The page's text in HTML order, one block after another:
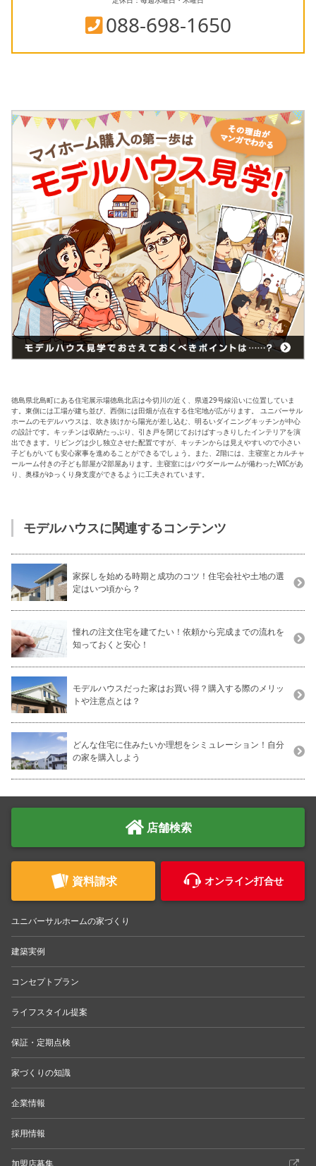
088-698-1650
徳島県北島町にある住宅展示場徳島北店は今切川の近く、県道29号線沿いに位置していま
す。東側には工場が建ち並び、西側には田畑が点在する住宅地が広がります。 ユニバーサル
ホームのモデルハウスは、吹き抜けから陽光が差し込む、明るいダイニングキッチンが中心
の設計です。キッチンは収納たっぷり、引き戸を閉じておけばすっきりしたインテリアを演
出できます。リビングは少し独立させた配置ですが、キッチンからは見えやすいので小さい
子どもがいても安心家事を進めることができるでしょう。また、2階には、主寝室とカルチャ
ールーム付きの子ども部屋が2部屋あります。主寝室にはパウダールームが備わったWICがあ
り、奥様がゆっくり身支度ができるように工夫されています。
モデルハウスに関連するコンテンツ
家探しを始める時期と成功のコツ！住宅会社や土地の選
定はいつ頃から？
憧れの注文住宅を建てたい！依頼から完成までの流れを
知っておくと安心！
モデルハウスだった家はお買い得？購入する際のメリッ
トや注意点とは？
どんな住宅に住みたいか理想をシミュレーション！自分
の家を購入しよう
店舗検索
資料請求 オンライン打合せ
ユニバーサルホームの家づくり
建築実例
コンセプトプラン
ライフスタイル提案
保証・定期点検
家づくりの知識
企業情報
採用情報
加盟店募集